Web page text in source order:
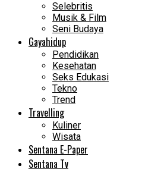
Selebritis
Musik & Film
Seni Budaya
Gayahidup
Pendidikan
Kesehatan
Seks Edukasi
Tekno
Trend
Travelling
Kuliner
Wisata
Sentana E-Paper
Sentana Tv